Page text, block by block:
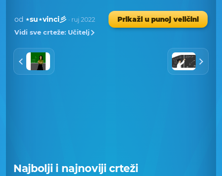
od ⋆su⋆vinci彡 · ruj 2022
Prikaži u punoj veličini
Vidi sve crteže: Učitelj
Najbolji i najnoviji crteži